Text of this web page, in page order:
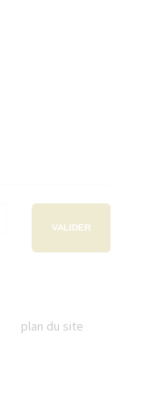
VALIDER
plan du site